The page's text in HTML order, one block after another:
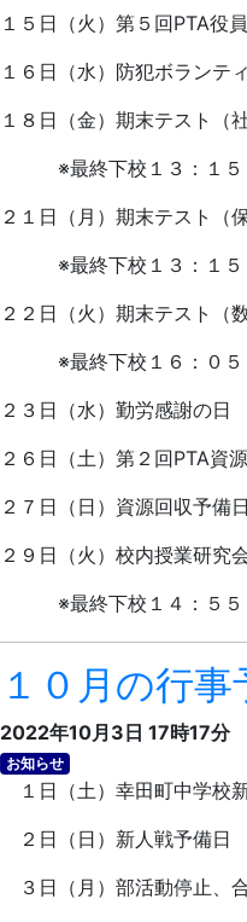
１５日（火）第５回PTA役
１６日（水）防犯ボランテ
１８日（金）期末テスト（
※最終下校１３：１５
２１日（月）期末テスト（
※最終下校１３：１５
２２日（火）期末テスト（
※最終下校１６：０５
２３日（水）勤労感謝の日
２６日（土）第２回PTA資
２７日（日）資源回収予備日
２９日（火）校内授業研究
※最終下校１４：５５
１０月の行事
2022年10月3日 17時17分
お知らせ
１日（土）幸田町中学校
２日（日）新人戦予備日
３日（月）部活動停止、